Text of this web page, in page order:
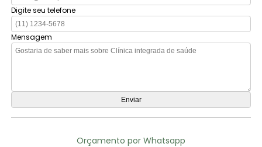
Digite seu telefone
Mensagem
Orçamento por Whatsapp